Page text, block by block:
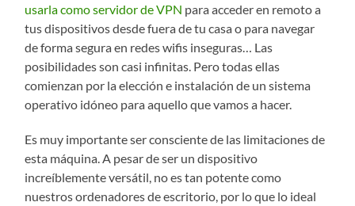
usarla como servidor de VPN para acceder en remoto a
tus dispositivos desde fuera de tu casa o para navegar
de forma segura en redes wifis inseguras… Las
posibilidades son casi infinitas. Pero todas ellas
comienzan por la elección e instalación de un sistema
operativo idóneo para aquello que vamos a hacer.
Es muy importante ser consciente de las limitaciones de
esta máquina. A pesar de ser un dispositivo
increíblemente versátil, no es tan potente como
nuestros ordenadores de escritorio, por lo que lo ideal